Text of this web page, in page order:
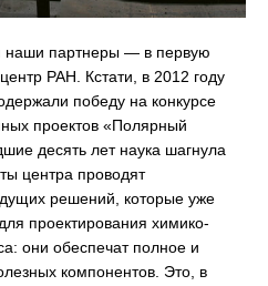
наши партнеры — в первую
РАН. Кстати, в 2012 году
победу на конкурсе
проектов «Полярный
десять лет наука шагнула
центра проводят
решений, которые уже
проектирования химико-
они обеспечат полное и
компонентов. Это, в